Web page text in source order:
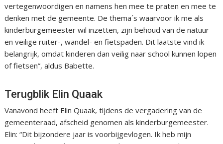
vertegenwoordigen en namens hen mee te praten en mee te
denken met de gemeente. De thema´s waarvoor ik me als
kinderburgemeester wil inzetten, zijn behoud van de natuur
en veilige ruiter-, wandel- en fietspaden. Dit laatste vind ik
belangrijk, omdat kinderen dan veilig naar school kunnen lopen
of fietsen”, aldus Babette.
Terugblik Elin Quaak
Vanavond heeft Elin Quaak, tijdens de vergadering van de
gemeenteraad, afscheid genomen als kinderburgemeester.
Elin: “Dit bijzondere jaar is voorbijgevlogen. Ik heb mijn